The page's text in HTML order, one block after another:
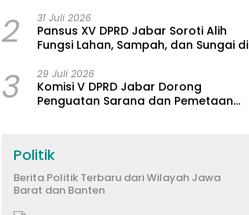
2 31 Juli 2026
Pansus XV DPRD Jabar Soroti Alih
Fungsi Lahan, Sampah, dan Sungai di
3 29 Juli 2026
Komisi V DPRD Jabar Dorong
Penguatan Sarana dan Pemetaan
Politik
Berita Politik Terbaru dari Wilayah Jawa
Barat dan Banten